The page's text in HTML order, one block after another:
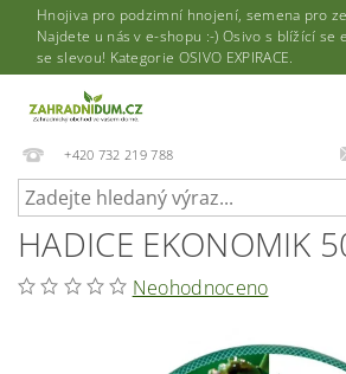
Hnojiva pro podzimní hnojení, semena pro
Najdete u nás v e-shopu :-) Osivo s blížící se
se slevou! Kategorie OSIVO EXPIRACE.
+420 732 219 788
HADICE EKONOMIK
Neohodnoceno